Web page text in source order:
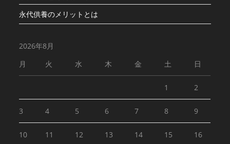
永代供養のメリットとは
2026年8月
月
火 水 木 金 土 日
1 2
3 4 5 6 7 8 9
10 11 12 13 14 15 16